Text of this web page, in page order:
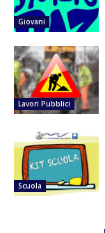
Giovani
Lavori Pubblici
Scuola